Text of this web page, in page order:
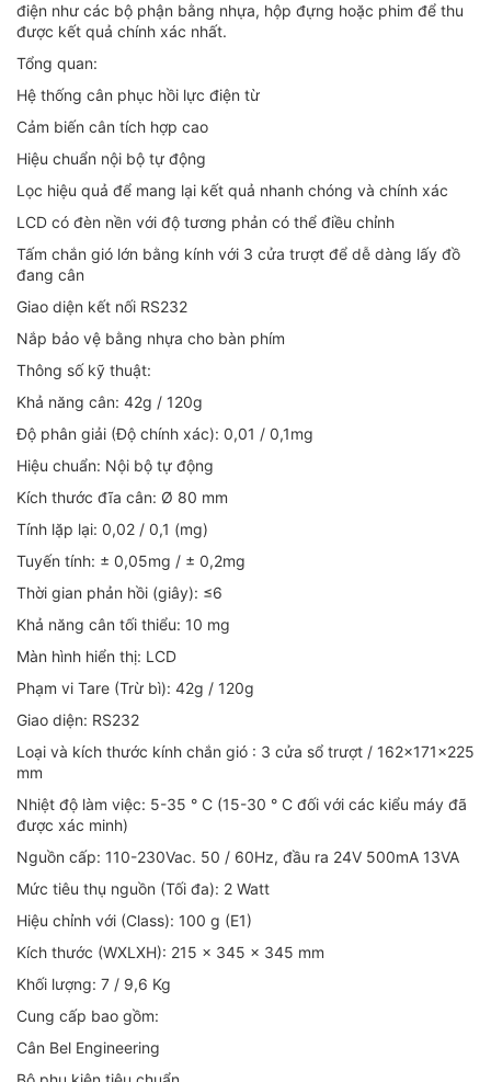
điện như các bộ phận bằng nhựa, hộp đựng hoặc phim để thu
được kết quả chính xác nhất.
Tổng quan:
Hệ thống cân phục hồi lực điện từ
Cảm biến cân tích hợp cao
Hiệu chuẩn nội bộ tự động
Lọc hiệu quả để mang lại kết quả nhanh chóng và chính xác
LCD có đèn nền với độ tương phản có thể điều chỉnh
Tấm chắn gió lớn bằng kính với 3 cửa trượt để dễ dàng lấy đồ
đang cân
Giao diện kết nối RS232
Nắp bảo vệ bằng nhựa cho bàn phím
Thông số kỹ thuật:
Khả năng cân: 42g / 120g
Độ phân giải (Độ chính xác): 0,01 / 0,1mg
Hiệu chuẩn: Nội bộ tự động
Kích thước đĩa cân: Ø 80 mm
Tính lặp lại: 0,02 / 0,1 (mg)
Tuyến tính: ± 0,05mg / ± 0,2mg
Thời gian phản hồi (giây): ≤6
Khả năng cân tối thiểu: 10 mg
Màn hình hiển thị: LCD
Phạm vi Tare (Trừ bì): 42g / 120g
Giao diện: RS232
Loại và kích thước kính chắn gió : 3 cửa sổ trượt / 162x171x225
mm
Nhiệt độ làm việc: 5-35 ° C (15-30 ° C đối với các kiểu máy đã
được xác minh)
Nguồn cấp: 110-230Vac. 50 / 60Hz, đầu ra 24V 500mA 13VA
Mức tiêu thụ nguồn (Tối đa): 2 Watt
Hiệu chỉnh với (Class): 100 g (E1)
Kích thước (WXLXH): 215 x 345 x 345 mm
Khối lượng: 7 / 9,6 Kg
Cung cấp bao gồm:
Cân Bel Engineering